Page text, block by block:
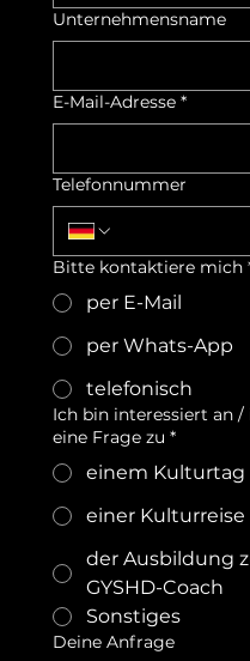
Unternehmensname
E-Mail-Adresse *
Telefonnummer
Bitte kontaktiere mich
per E-Mail
per Whats-App
telefonisch
Ich bin interessiert an /
eine Frage zu *
einem Kulturtag
einer Kulturreise
der Ausbildung
GYSHD-Coach
Sonstiges
Deine Anfrage